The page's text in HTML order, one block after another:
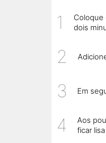
Coloque
dois
Em
Aos
ficar